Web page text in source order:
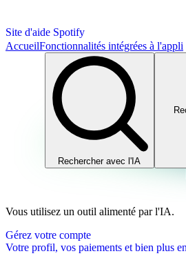
Site d'aide Spotify
AccueilFonctionnalités intégrées à l'appli
Rechercher avec l'IA
Vous utilisez un outil alimenté par l'IA.
Gérez votre compte
Votre profil, vos paiements et bien plus